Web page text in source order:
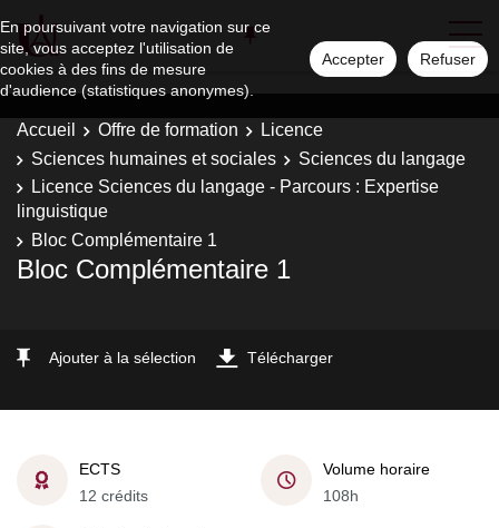
En poursuivant votre navigation sur ce
site, vous acceptez l'utilisation de
cookies à des fins de mesure
d'audience (statistiques anonymes).
Accepter Refuser
Accueil Offre de formation
Licence
Sciences humaines et sociales
Sciences du langage
Licence Sciences du langage - Parcours : Expertise
linguistique
Bloc Complémentaire 1
Bloc Complémentaire 1
Ajouter à la sélection Télécharger
ECTS
12 crédits
Volume horaire
108h